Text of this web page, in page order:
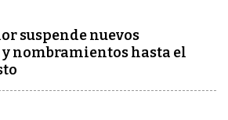
suspende nuevos
nombramientos hasta el